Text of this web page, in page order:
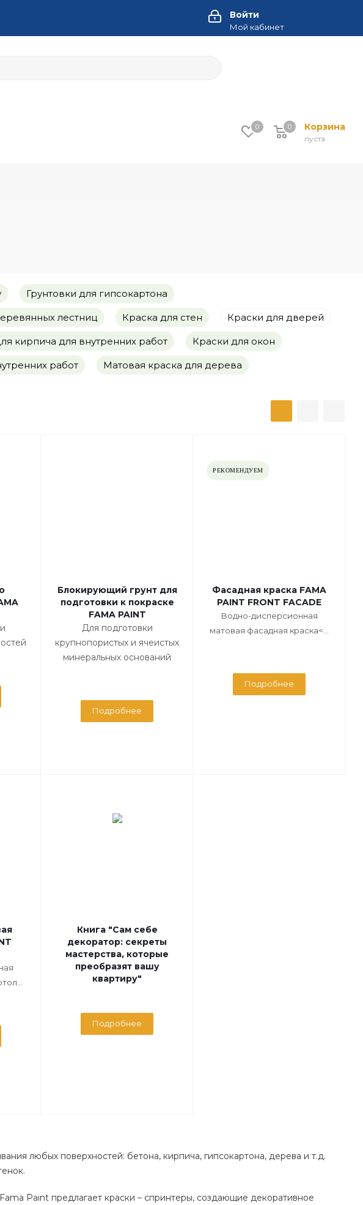
Войти
Мой кабинет
0 Корзина
пуста
0
Грунтовки для гипсокартона
лестниц Краска для стен Краски для дверей
кирпича для внутренних работ Краски для окон
работ Матовая краска для дерева
Блокирующий грунт для
подготовки к покраске
FAMA PAINT
Для подготовки
крупнопористых и ячеистых
минеральных оснований
Подробнее
РЕКОМЕНДУЕМ
Фасадная краска FAMA
PAINT FRONT FACADE
Водно-дисперсионная
матовая фасадная краска<...
Подробнее
Книга "Сам себе
декоратор: секреты
мастерства, которые
преобразят вашу
квартиру"
Подробнее
любых поверхностей: бетона, кирпича, гипсокартона, дерева и т.д.
Paint предлагает краски – спринтеры, создающие декоративное